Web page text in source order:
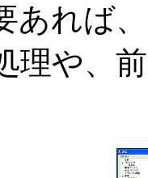
あれば
理や、